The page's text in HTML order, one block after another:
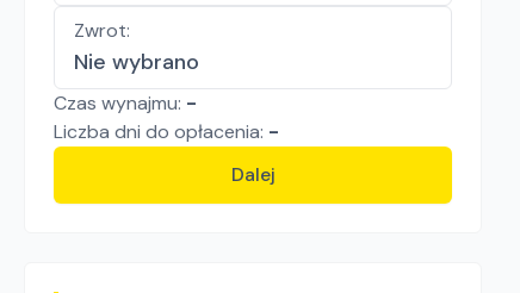
Zwrot:
Nie wybrano
Czas wynajmu: -
Liczba dni do opłacenia: -
Dalej
zł/ dzień